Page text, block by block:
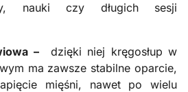
nauki czy długich sesji
–dzięki niej kręgosłup w
ma zawsze stabilne oparcie,
mięśni, nawet po wielu